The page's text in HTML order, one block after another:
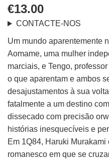
€13.00
CONTACTE-NOS
Um mundo aparentemente
Aomame, uma mulher
marciais, e Tengo,
o que aparentam e ambos
desajustamentos à sua
fatalmente a um destino
dissecado com precisão
histórias inesquecíveis e
Em 1Q84, Haruki
romanesco em que se